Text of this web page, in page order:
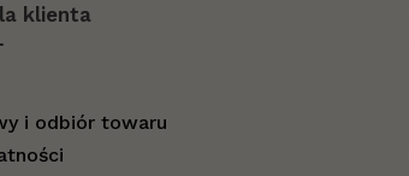
klienta
i odbiór towaru